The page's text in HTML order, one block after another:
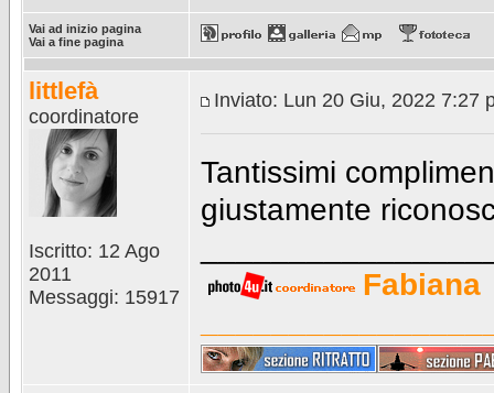
Vai ad inizio pagina
Vai a fine pagina
littlefà
coordinatore
Iscritto: 12 Ago
2011
Messaggi: 15917
Inviato: Lun 20 Giu, 2022 7:27
Tantissimi
giustamente
Fabiana